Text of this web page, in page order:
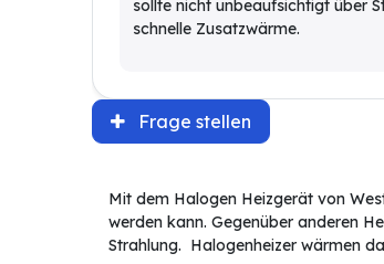
sollte nicht unbeaufsichtigt über
schnelle Zusatzwärme.
Frage stellen
Mit dem Halogen Heizgerät von
werden kann. Gegenüber anderen
Strahlung. Halogenheizer wärmen